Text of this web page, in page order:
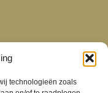
technologieën zoals